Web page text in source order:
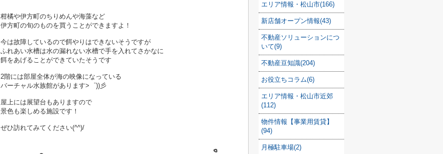
柑橘や伊方町のちりめんや海藻など
伊方町の旬のものを買うことができますよ！
今は故障しているので餌やりはできないそうですが
ふれあい水槽は水の漏れない水槽で手を入れてさかなに
餌をあげることができていたそうです
2階には部屋全体が海の映像になっている
バーチャル水族館があります>゜))彡
屋上には展望台もありますので
景色も楽しめる施設です！
ぜひ訪れてみてください(^^)/
エリア情報・松山市(166)
新店舗オープン情報(43)
不動産ソリューションにつ
いて(9)
不動産豆知識(204)
お役立ちコラム(6)
エリア情報・松山市近郊
(112)
物件情報【事業用賃貸】
(94)
月極駐車場(2)